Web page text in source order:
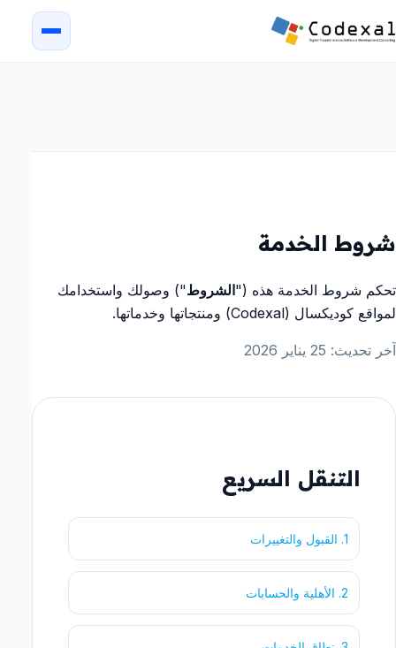
شروط الخدمة
تحكم شروط الخدمة هذه ("الشروط") وصولك واستخدامك
لمواقع كوديكسال (Codexal) ومنتجاتها وخدماتها.
آخر تحديث: 25 يناير 2026
التنقل السريع
1. القبول والتغييرات
2. الأهلية والحسابات